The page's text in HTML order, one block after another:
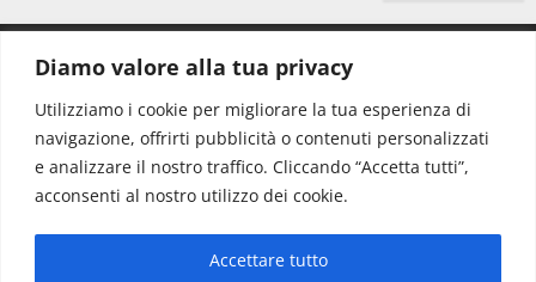
Diamo valore alla tua privacy
Utilizziamo i cookie per migliorare la tua esperienza di
navigazione, offrirti pubblicità o contenuti personalizzati
e analizzare il nostro traffico. Cliccando “Accetta tutti”,
acconsenti al nostro utilizzo dei cookie.
Accettare tutto
Redazione: redazione@www.martinasera.it
Direttore:direttore@www.martinasera.it
Info & Commerciale:info@www.martinasera.it